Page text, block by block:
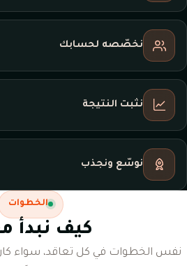
نخصّصه لحسابك
نثبت النتيجة
نوسّع ونجذب
الخطوات
كيف نبدأ
نفس الخطوات في كل تعاقد، سواء